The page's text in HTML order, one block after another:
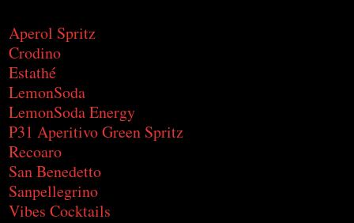
Aperol Spritz
Crodino
Estathé
LemonSoda
LemonSoda Energy
P31 Aperitivo Green Spritz
Recoaro
San Benedetto
Sanpellegrino
Vibes Cocktails